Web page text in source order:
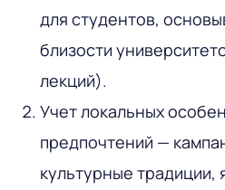
для студентов,
близости
лекций).
Учет локальных
предпочтений —
культурные